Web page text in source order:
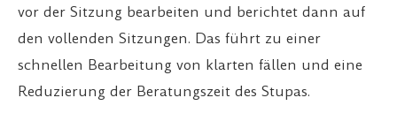
vor der Sitzung bearbeiten und berichtet dann auf
den vollenden Sitzungen. Das führt zu einer
schnellen Bearbeitung von klarten fällen und eine
Reduzierung der Beratungszeit des Stupas.